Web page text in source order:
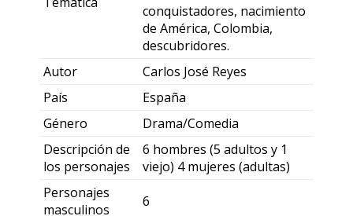
conquistadores, nacimiento
de América, Colombia,
descubridores.
Autor
Carlos José Reyes
País
España
Género
Drama/Comedia
Descripción de
los personajes
6 hombres (5 adultos y 1
viejo) 4 mujeres (adultas)
Personajes
masculinos
6